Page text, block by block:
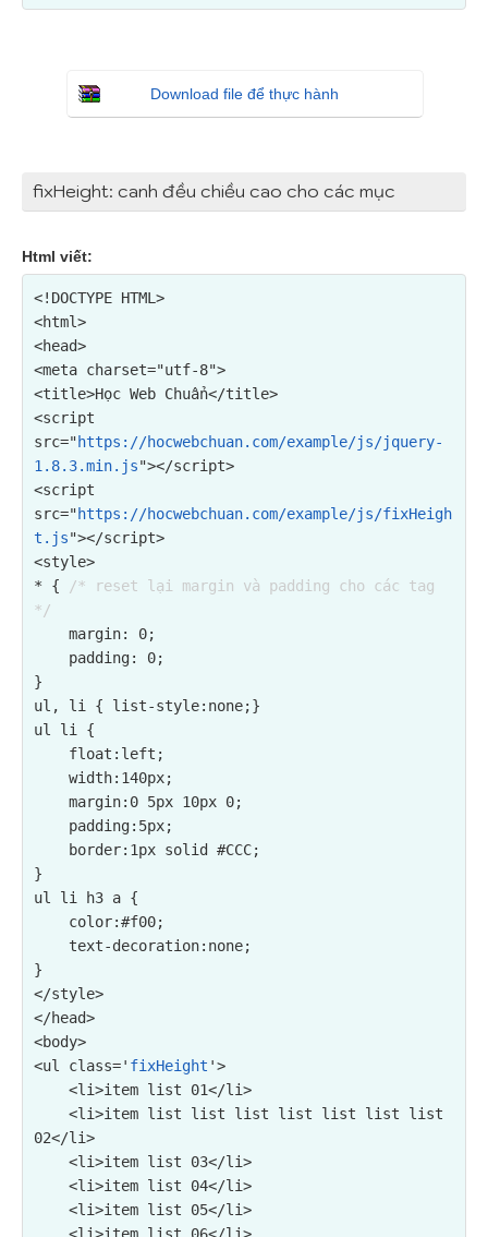
Download file để thực hành
fixHeight: canh đều chiều cao cho các mục
Html viết:
<!DOCTYPE HTML>
<html>
<head>
<meta charset="utf-8">
<script
src="https://hocwebchuan.com/example/js/jquery-
1.8.3.min.js"></script>
<script
src="https://hocwebchuan.com/example/js/fixHeigh
t.js"></script>
<style>
* {
/* reset lại margin và padding cho các tag
*/
}
ul, li { list-style:none;}
ul li {
}
ul li h3 a {
}
</style>
</head>
<body>
<ul class=' fixHeight '>
02</li>